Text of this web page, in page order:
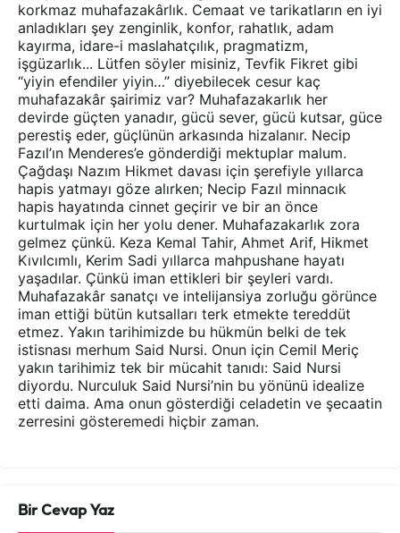
korkmaz muhafazakârlık. Cemaat ve tarikatların en iyi
anladıkları şey zenginlik, konfor, rahatlık, adam
kayırma, idare-i maslahatçılık, pragmatizm,
işgüzarlık... Lütfen söyler misiniz, Tevfik Fikret gibi
“yiyin efendiler yiyin…” diyebilecek cesur kaç
muhafazakâr şairimiz var? Muhafazakarlık her
devirde güçten yanadır, gücü sever, gücü kutsar, güce
perestiş eder, güçlünün arkasında hizalanır. Necip
Fazıl’ın Menderes’e gönderdiği mektuplar malum.
Çağdaşı Nazım Hikmet davası için şerefiyle yıllarca
hapis yatmayı göze alırken; Necip Fazıl minnacık
hapis hayatında cinnet geçirir ve bir an önce
kurtulmak için her yolu dener. Muhafazakarlık zora
gelmez çünkü. Keza Kemal Tahir, Ahmet Arif, Hikmet
Kıvılcımlı, Kerim Sadi yıllarca mahpushane hayatı
yaşadılar. Çünkü iman ettikleri bir şeyleri vardı.
Muhafazakâr sanatçı ve intelijansiya zorluğu görünce
iman ettiği bütün kutsalları terk etmekte tereddüt
etmez. Yakın tarihimizde bu hükmün belki de tek
istisnası merhum Said Nursi. Onun için Cemil Meriç
yakın tarihimiz tek bir mücahit tanıdı: Said Nursi
diyordu. Nurculuk Said Nursi’nin bu yönünü idealize
etti daima. Ama onun gösterdiği celadetin ve şecaatin
zerresini gösteremedi hiçbir zaman.
Bir Cevap Yaz